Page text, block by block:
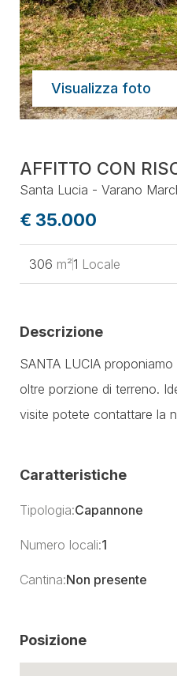
Visualizza foto
AFFITTO CON
Santa Lucia - Varano
€ 35.000
306 m²1 Locale
Descrizione
SANTA LUCIA
oltre porzione di terreno.
visite potete contattare la
Caratteristiche
Tipologia:Capannone
Numero locali:1
Cantina:Non presente
Posizione